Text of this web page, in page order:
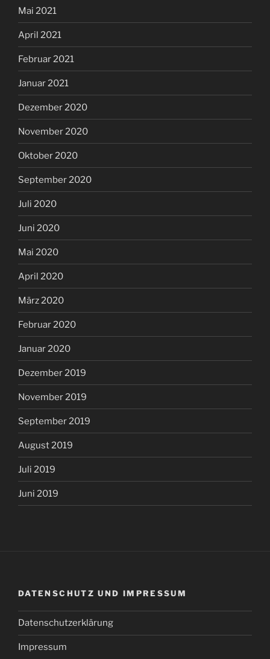
Mai 2021
April 2021
Februar 2021
Januar 2021
Dezember 2020
November 2020
Oktober 2020
September 2020
Juli 2020
Juni 2020
Mai 2020
April 2020
März 2020
Februar 2020
Januar 2020
Dezember 2019
November 2019
September 2019
August 2019
Juli 2019
Juni 2019
DATENSCHUTZ UND IMPRESSUM
Datenschutzerklärung
Impressum